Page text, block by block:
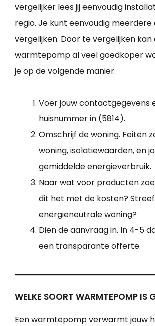
vergelijker lees jij eenvoudig
regio. Je kunt eenvoudig
vergelijken. Door te vergelijken kan
warmtepomp al veel goedkoper
je op de volgende manier.
Voer jouw contactgegevens
huisnummer in (5814).
Omschrijf de woning. Feiten
woning, isolatiewaarden, en
gemiddelde energieverbruik.
Naar wat voor producten
dit het met de kosten?
energieneutrale woning?
Dien de aanvraag in. In 4-5
een transparante offerte.
WELKE SOORT WARMTEPOMP IS
Een warmtepomp verwarmt jouw